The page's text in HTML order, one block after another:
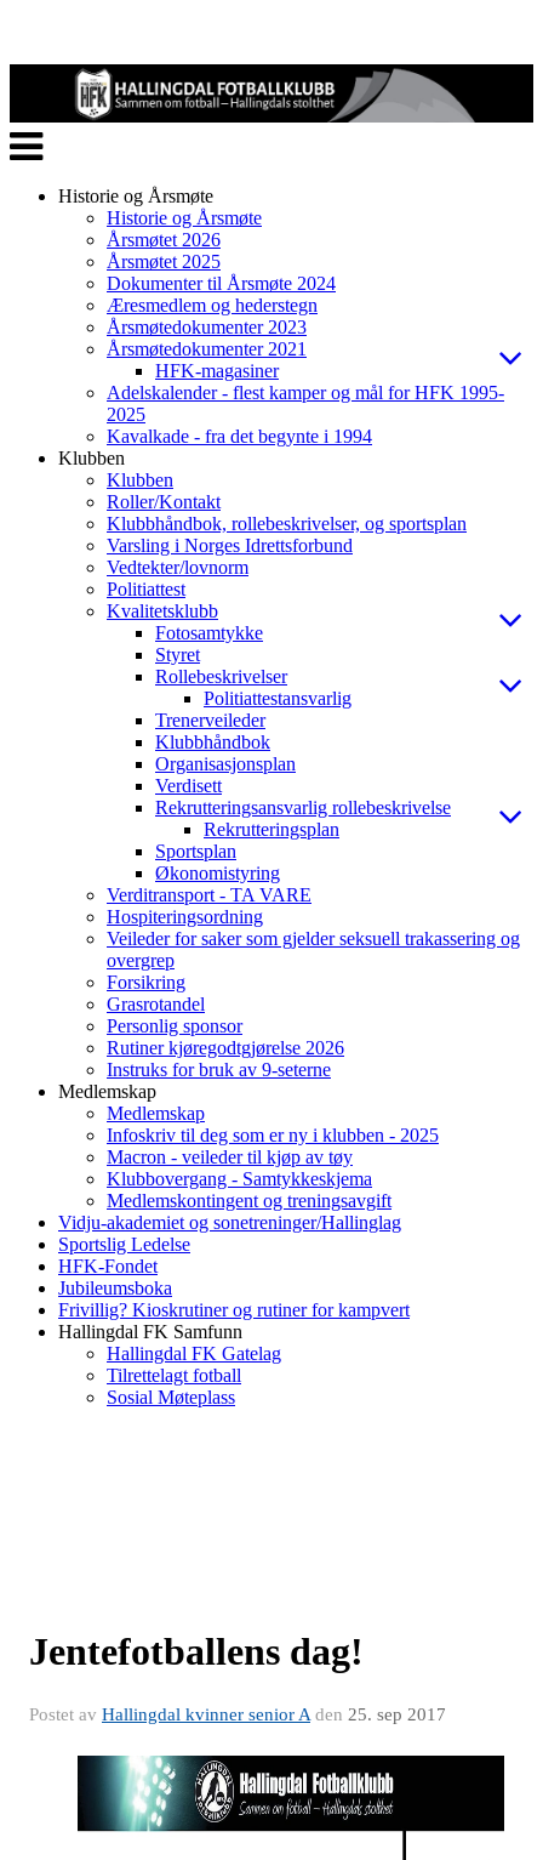
Veksle
navigasjon
Historie og Årsmøte
Historie og Årsmøte
Årsmøtet 2026
Årsmøtet 2025
Dokumenter til Årsmøte 2024
Æresmedlem og hederstegn
Årsmøtedokumenter 2023
Årsmøtedokumenter 2021
HFK-magasiner
Adelskalender - flest kamper og mål for HFK 1995-
2025
Kavalkade - fra det begynte i 1994
Klubben
Klubben
Roller/Kontakt
Klubbhåndbok, rollebeskrivelser, og sportsplan
Varsling i Norges Idrettsforbund
Vedtekter/lovnorm
Politiattest
Kvalitetsklubb
Fotosamtykke
Styret
Rollebeskrivelser
Politiattestansvarlig
Trenerveileder
Klubbhåndbok
Organisasjonsplan
Verdisett
Rekrutteringsansvarlig rollebeskrivelse
Rekrutteringsplan
Sportsplan
Økonomistyring
Verditransport - TA VARE
Hospiteringsordning
Veileder for saker som gjelder seksuell trakassering og
overgrep
Forsikring
Grasrotandel
Personlig sponsor
Rutiner kjøregodtgjørelse 2026
Instruks for bruk av 9-seterne
Medlemskap
Medlemskap
Infoskriv til deg som er ny i klubben - 2025
Macron - veileder til kjøp av tøy
Klubbovergang - Samtykkeskjema
Medlemskontingent og treningsavgift
Vidju-akademiet og sonetreninger/Hallinglag
Sportslig Ledelse
HFK-Fondet
Jubileumsboka
Frivillig? Kioskrutiner og rutiner for kampvert
Hallingdal FK Samfunn
Hallingdal FK Gatelag
Tilrettelagt fotball
Sosial Møteplass
Jentefotballens dag!
Postet av Hallingdal kvinner senior A den 25. sep 2017